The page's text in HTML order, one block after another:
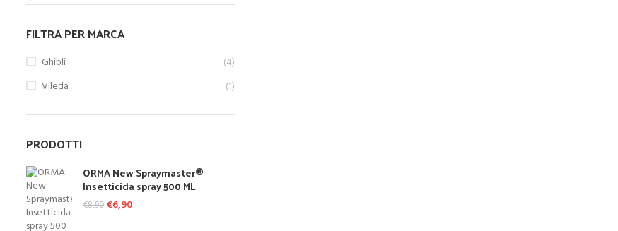
FILTRA PER MARCA
Ghibli
(4)
Vileda
(1)
PRODOTTI
ORMA New Spraymaster®
Insetticida spray 500 ML
€8,90 Il prezzo originale era: €8,90.
€6,90